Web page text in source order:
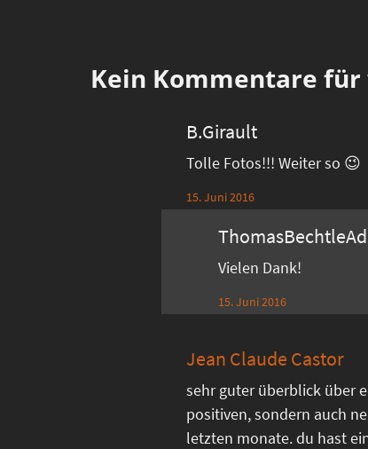
Kein Kommentare für
B.Girault
Tolle Fotos!!! Weiter so 😉
15. Juni 2016
Vielen Dank!
15. Juni 2016
Jean Claude Castor
sehr guter überblick über
positiven, sondern auch
letzten monate. du hast